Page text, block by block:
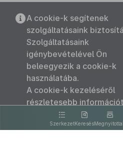
SzerkezetKeresés
A cookie-k segítenek
szolgáltatásaink
Szolgáltatásaink
igénybevételével Ön
beleegyezik a cookie-k
használatába.
A cookie-k kezeléséről
részletesebb információt
kattintva olvashat.